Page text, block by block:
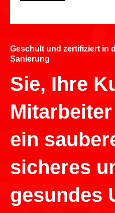
Geschult und zertifiziert in
Sanierung
Sie, Ihre
ein
sicheres
gesundes